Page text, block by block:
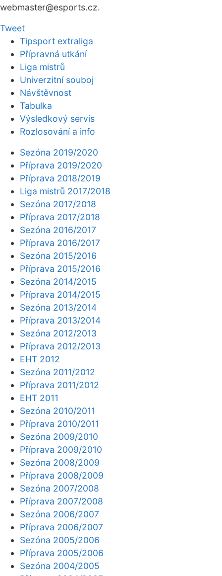
webmaster@esports.cz.
Tweet
Tipsport extraliga
Přípravná utkání
Liga mistrů
Univerzitní souboj
Návštěvnost
Tabulka
Výsledkový servis
Rozlosování a info
Sezóna 2019/2020
Příprava 2019/2020
Příprava 2018/2019
Liga mistrů 2017/2018
Sezóna 2017/2018
Příprava 2017/2018
Sezóna 2016/2017
Příprava 2016/2017
Sezóna 2015/2016
Příprava 2015/2016
Sezóna 2014/2015
Příprava 2014/2015
Sezóna 2013/2014
Příprava 2013/2014
Sezóna 2012/2013
Příprava 2012/2013
EHT 2012
Sezóna 2011/2012
Příprava 2011/2012
EHT 2011
Sezóna 2010/2011
Příprava 2010/2011
Sezóna 2009/2010
Příprava 2009/2010
Sezóna 2008/2009
Příprava 2008/2009
Sezóna 2007/2008
Příprava 2007/2008
Sezóna 2006/2007
Příprava 2006/2007
Sezóna 2005/2006
Příprava 2005/2006
Sezóna 2004/2005